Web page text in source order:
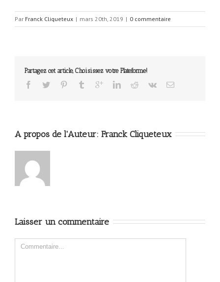
Par Franck Cliqueteux | mars 20th, 2019 | 0 commentaire
Partagez cet article, Choisissez votre Plateforme!
A propos de l'Auteur: Franck Cliqueteux
Laisser un commentaire